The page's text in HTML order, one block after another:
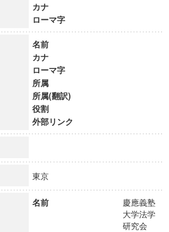
カナ
ローマ字
名前
カナ
ローマ字
所属
所属(翻訳)
役割
外部リンク
東京
名前
慶應義塾
大学法学
研究会